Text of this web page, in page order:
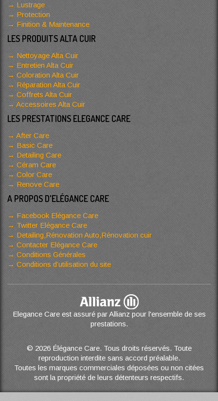
Lustrage
Protection
Finition & Maintenance
LES PRODUITS ALTA CUIR
Nettoyage Alta Cuir
Entretien Alta Cuir
Coloration Alta Cuir
Réparation Alta Cuir
Coffrets Alta Cuir
Accessoires Alta Cuir
LES PRESTATIONS ELEGANCE CARE
After Care
Basic Care
Detailing Care
Céram Care
Color Care
Renove Care
A PROPOS D'ELÉGANCE CARE
Facebook Elégance Care
Twitter Elégance Care
Detailing,Rénovation Auto,Rénovation cuir
Contacter Elégance Care
Conditions Générales
Conditions d’utilisation du site
Elegance Care est assuré par Allianz pour l'ensemble de ses
prestations.
© 2026 Élégance Care. Tous droits réservés. Toute
reproduction interdite sans accord préalable.
Toutes les marques commerciales déposées ou non citées
sont la propriété de leurs détenteurs respectifs.